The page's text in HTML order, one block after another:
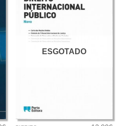
ESGOTADO